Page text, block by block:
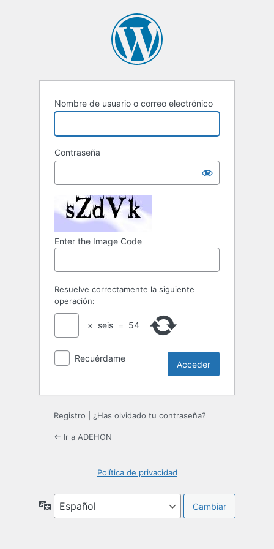
Nombre de usuario o correo electrónico
Contraseña
Enter the Image Code
Resuelve correctamente la siguiente
operación:
× seis = 54
Recuérdame
Registro ¿Has olvidado tu contraseña?
← Ir a ADEHON
Política de privacidad
Idioma